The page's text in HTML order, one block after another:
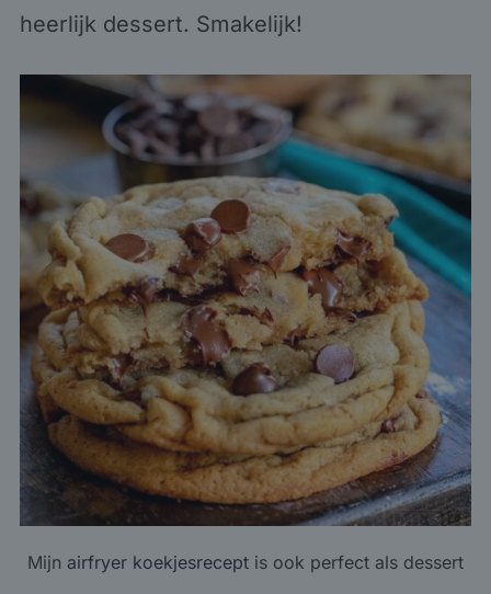
heerlijk dessert. Smakelijk!
Mijn airfryer koekjesrecept is ook perfect als dessert